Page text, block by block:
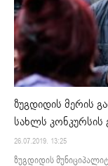
ზუგდიდის მერის
სახლს კონკურსის
26.07.2019. 13:25
ზუგდიდის